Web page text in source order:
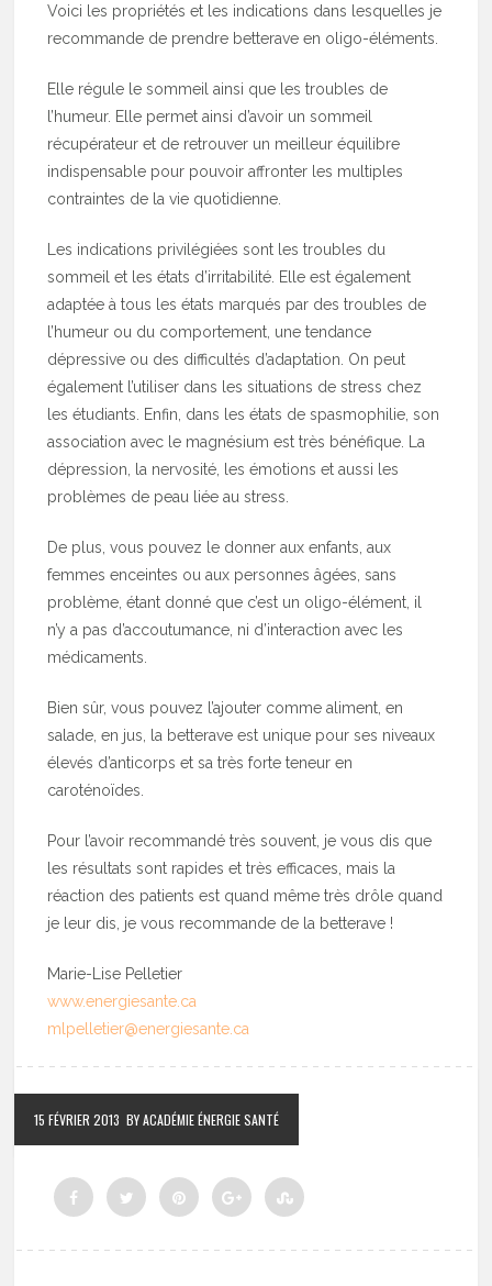
Voici les propriétés et les indications dans lesquelles je
recommande de prendre betterave en oligo-éléments.
Elle régule le sommeil ainsi que les troubles de
l’humeur. Elle permet ainsi d’avoir un sommeil
récupérateur et de retrouver un meilleur équilibre
indispensable pour pouvoir affronter les multiples
contraintes de la vie quotidienne.
Les indications privilégiées sont les troubles du
sommeil et les états d’irritabilité. Elle est également
adaptée à tous les états marqués par des troubles de
l’humeur ou du comportement, une tendance
dépressive ou des difficultés d’adaptation. On peut
également l’utiliser dans les situations de stress chez
les étudiants. Enfin, dans les états de spasmophilie, son
association avec le magnésium est très bénéfique. La
dépression, la nervosité, les émotions et aussi les
problèmes de peau liée au stress.
De plus, vous pouvez le donner aux enfants, aux
femmes enceintes ou aux personnes âgées, sans
problème, étant donné que c’est un oligo-élément, il
n’y a pas d’accoutumance, ni d’interaction avec les
médicaments.
Bien sûr, vous pouvez l’ajouter comme aliment, en
salade, en jus, la betterave est unique pour ses niveaux
élevés d’anticorps et sa très forte teneur en
caroténoïdes.
Pour l’avoir recommandé très souvent, je vous dis que
les résultats sont rapides et très efficaces, mais la
réaction des patients est quand même très drôle quand
je leur dis, je vous recommande de la betterave !
Marie-Lise Pelletier
www.energiesante.ca
mlpelletier@energiesante.ca
15 FÉVRIER 2013 BY ACADÉMIE ÉNERGIE SANTÉ